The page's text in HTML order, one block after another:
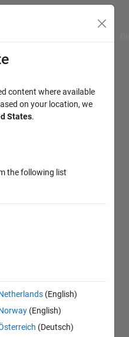
content where available
on your location, we
States.
the following list
(English)
(English)
(Deutsch)